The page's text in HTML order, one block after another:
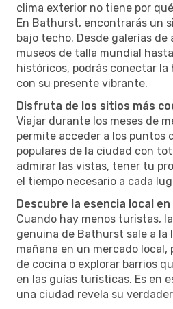
clima exterior no tiene por
En Bathurst, encontrarás un
bajo techo. Desde galerías de
museos de talla mundial
históricos, podrás conectar la
con su presente vibrante.
Disfruta de los sitios más
Viajar durante los meses de
permite acceder a los puntos
populares de la ciudad con
admirar las vistas, tener tu
el tiempo necesario a cada
Descubre la esencia local
Cuando hay menos turistas,
genuina de Bathurst sale a la
mañana en un mercado
de cocina o explorar barrios
en las guías turísticas. Es en
una ciudad revela su